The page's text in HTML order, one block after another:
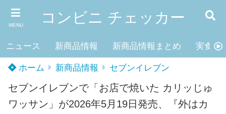
MENU コンビニ チェッカー
ニュース 新商品情報 新商品情報まとめ 実食レ
ホーム 新商品情報 セブンイレブン
セブンイレブンで「お店で焼いた カリッじゅ
ワッサン」が2026年5月19日発売、『外はカ